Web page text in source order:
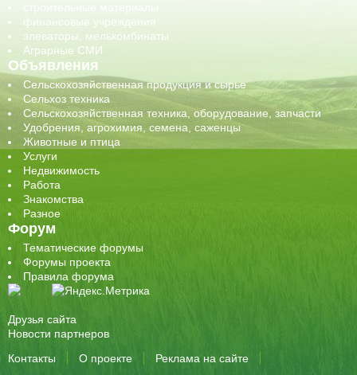
строительные материалы
финансовые учреждения
элеваторы, мелькомбинаты
Аграрные СМИ
Объявления
Сельскохозяйственная продукция и сырье
Сельхоз техника
Сельскохозяйственная техника, оборудование, запчасти
Удобрения, агрохимия, семена, саженцы
Животные и птица
Услуги
Недвижимость
Работа
Знакомства
Разное
Форум
Тематические форумы
Форумы проекта
Правила форума
Друзья сайта
Новости партнеров
Контакты
О проекте Реклама на сайте